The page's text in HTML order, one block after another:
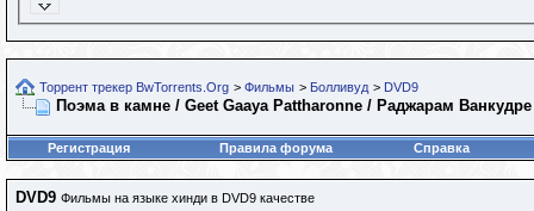
Торрент трекер BwTorrents.Org > Фильмы > Болливуд > DVD9
Поэма в камне / Geet Gaaya Pattharonne / Раджарам
Регистрация Правила форума Справка
DVD9 Фильмы на языке хинди в DVD9 качестве